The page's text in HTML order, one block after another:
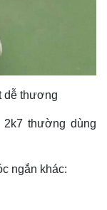
dễ thương
thường dùng
ngắn khác: